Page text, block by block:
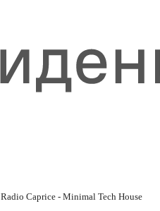
Radio Caprice - Minimal Tech House